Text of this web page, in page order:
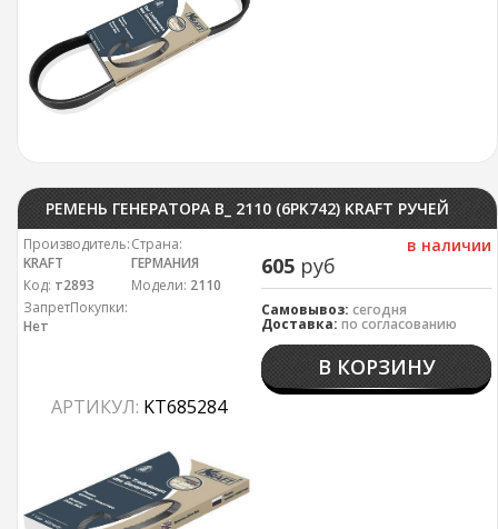
РЕМЕНЬ ГЕНЕРАТОРА В_ 2110 (6PK742) KRAFT РУЧЕЙКОВЫЙ
в наличии
605 руб
Самовывоз: сегодня
Доставка: по согласованию
В КОРЗИНУ
АРТИКУЛ: KT685284
Производитель:
KRAFT
Код: т2893
ЗапретПокупки:
Нет
Страна:
ГЕРМАНИЯ
Модели: 2110